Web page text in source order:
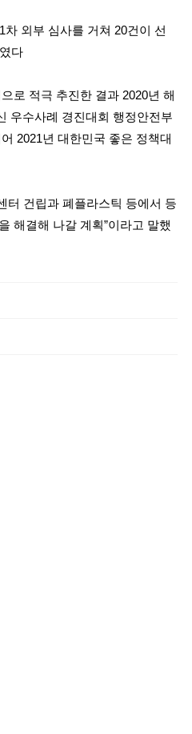
차 외부 심사를 거쳐 20건이 선
다
로 적극 추진한 결과 2020년 해
우수사례 경진대회 행정안전부
2021년 대한민국 좋은 정책대
터 건립과 폐플라스틱 등에서 등
해결해 나갈 계획”이라고 말했